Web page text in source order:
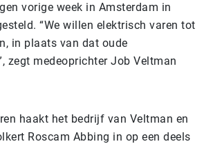
vorige week in Amsterdam in
“We willen elektrisch varen tot
in plaats van dat oude
zegt medeoprichter Job Veltman
haakt het bedrijf van Veltman en
Roscam Abbing in op een deels